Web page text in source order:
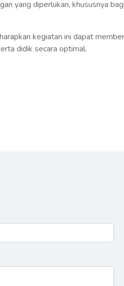
yang diperlukan, khususnya bagi
kegiatan ini dapat
didik secara optimal.